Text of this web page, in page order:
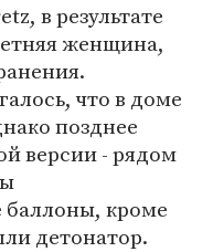
в результате
женщина,
что в доме
позднее
версии - рядом
кроме
детонатор.